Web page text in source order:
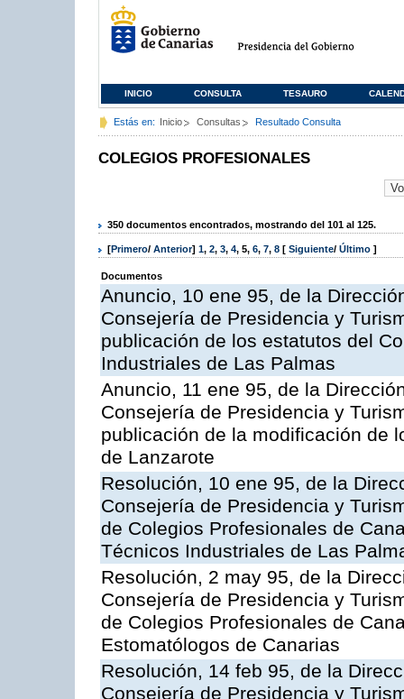
INICIO CONSULTA TESAURO
Estás en: Inicio Consultas Resultado Consulta
COLEGIOS PROFESIONALES
350 documentos encontrados, mostrando del 101 al 125.
[Primero/ Anterior] 1, 2, 3, 4, 5, 6, 7, 8 [ Siguiente/ Último ]
Documentos
Anuncio, 10 ene 95, de la
Consejería de Presidencia y
publicación de los estatutos del
Industriales de Las Palmas
Anuncio, 11 ene 95, de la
Consejería de Presidencia y
publicación de la modificación de
de Lanzarote
Resolución, 10 ene 95, de la
Consejería de Presidencia y
de Colegios Profesionales de
Técnicos Industriales de Las
Resolución, 2 may 95, de la
Consejería de Presidencia y
de Colegios Profesionales de
Estomatólogos de Canarias
Resolución, 14 feb 95, de la
Consejería de Presidencia y